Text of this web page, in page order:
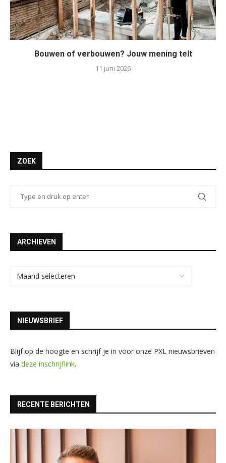
Bouwen of verbouwen? Jouw mening telt
11 juni 2026
ZOEK
ARCHIEVEN
NIEUWSBRIEF
Blijf op de hoogte en schrijf je in voor onze PXL nieuwsbrieven
via deze inschrijflink.
RECENTE BERICHTEN